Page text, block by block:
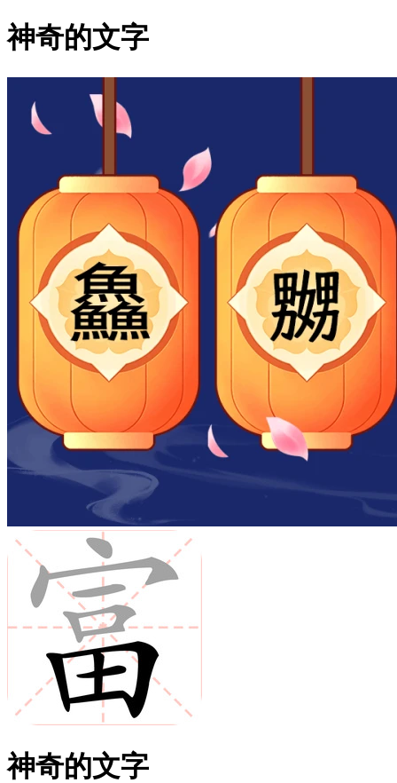
神奇的文字
神奇的文字